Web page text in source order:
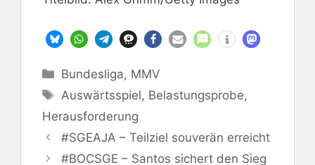
Kategorien
Bundesliga, MMV
Schlagwörter
Auswärtsspiel, Belastungsprobe,
Herausforderung
#SGEAJA – Teilziel souverän erreicht
#BOCSGE – Santos sichert den Sieg